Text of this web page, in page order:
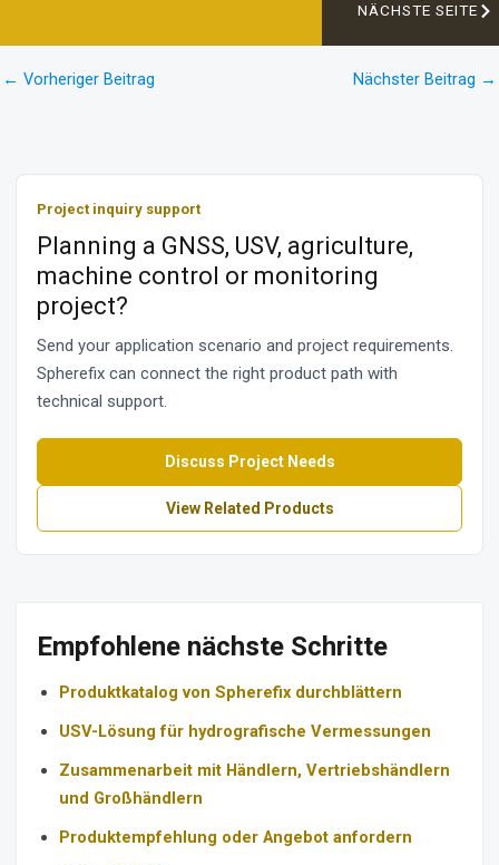
NÄCHSTE SEITE
← Vorheriger Beitrag Nächster Beitrag →
Project inquiry support
Planning a GNSS, USV, agriculture,
machine control or monitoring
project?
Send your application scenario and project requirements.
Spherefix can connect the right product path with
technical support.
Discuss Project Needs
View Related Products
Empfohlene nächste Schritte
Produktkatalog von Spherefix durchblättern
USV-Lösung für hydrografische Vermessungen
Zusammenarbeit mit Händlern, Vertriebshändlern
und Großhändlern
Produktempfehlung oder Angebot anfordern